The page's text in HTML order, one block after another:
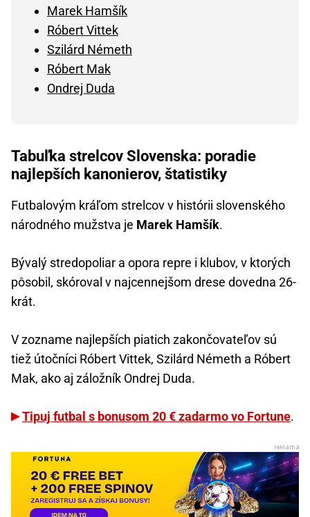
Marek Hamšík
Róbert Vittek
Szilárd Németh
Róbert Mak
Ondrej Duda
Tabuľka strelcov Slovenska: poradie
najlepších kanonierov, štatistiky
Futbalovým kráľom strelcov v histórii slovenského
národného mužstva je Marek Hamšík.
Bývalý stredopoliar a opora repre i klubov, v ktorých
pôsobil, skóroval v najcennejšom drese dovedna 26-
krát.
V zozname najlepších piatich zakončovateľov sú
tiež útočníci Róbert Vittek, Szilárd Németh a Róbert
Mak, ako aj záložník Ondrej Duda.
Tipuj futbal s bonusom 20 € zadarmo vo Fortune.